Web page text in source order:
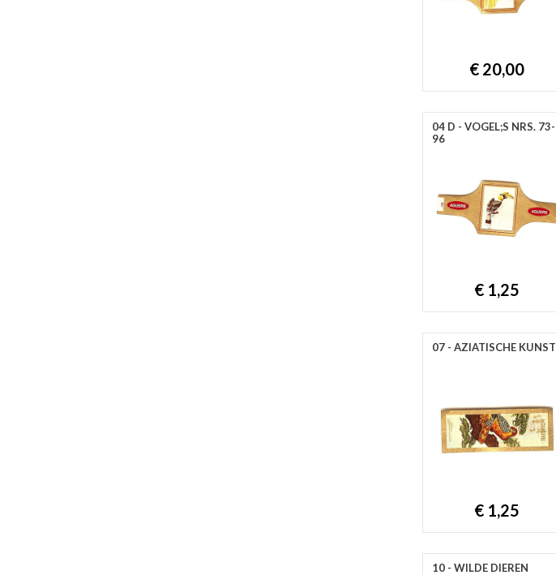
€ 20,00
04 D - VOGEL;S NRS. 73-
96
€ 1,25
07 - AZIATISCHE KUNST
€ 1,25
10 - WILDE DIEREN